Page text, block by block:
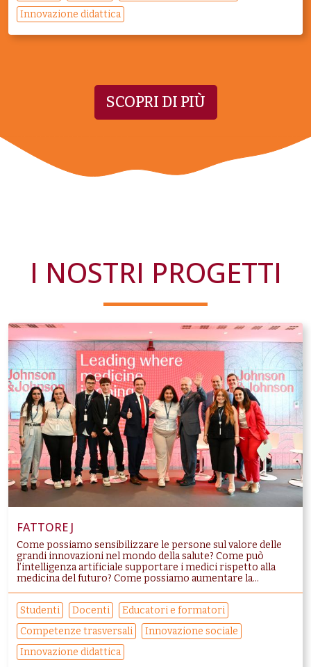
Innovazione didattica
SCOPRI DI PIÙ
I NOSTRI PROGETTI
FATTORE J
Come possiamo sensibilizzare le persone sul valore delle
grandi innovazioni nel mondo della salute? Come può
l’intelligenza artificiale supportare i medici rispetto alla
medicina del futuro? Come possiamo aumentare la...
Studenti Docenti
Educatori e formatori
Competenze trasversali
Innovazione sociale
Innovazione didattica